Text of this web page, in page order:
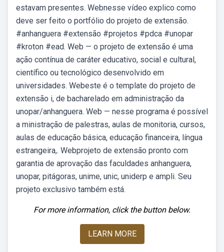
estavam presentes. Webnesse vídeo explico como
deve ser feito o portfólio do projeto de extensão.
#anhanguera #extensão #projetos #pdca #unopar
#kroton #ead. Web — o projeto de extensão é uma
ação contínua de caráter educativo, social e cultural,
científico ou tecnológico desenvolvido em
universidades. Webeste é o template do projeto de
extensão i, de bacharelado em administração da
unopar/anhanguera. Web — nesse programa é possível
a ministração de palestras, aulas de monitoria, cursos,
aulas de educação básica, educação financeira, língua
estrangeira,. Webprojeto de extensão pronto com
garantia de aprovação das faculdades anhanguera,
unopar, pitágoras, unime, unic, uniderp e ampli. Seu
projeto exclusivo também está.
For more information, click the button below.
LEARN MORE